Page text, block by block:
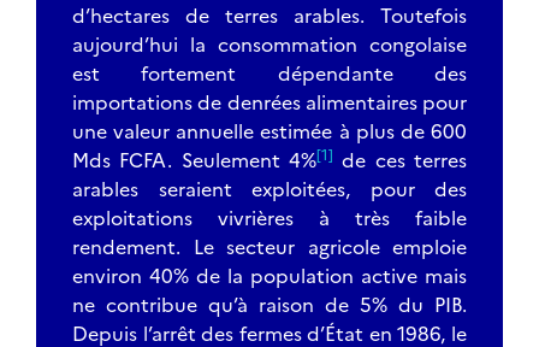
d’hectares de terres arables. Toutefois
aujourd’hui la consommation congolaise
est fortement dépendante des
importations de denrées alimentaires pour
une valeur annuelle estimée à plus de 600
Mds FCFA. Seulement 4%[1] de ces terres
arables seraient exploitées, pour des
exploitations vivrières à très faible
rendement. Le secteur agricole emploie
environ 40% de la population active mais
ne contribue qu’à raison de 5% du PIB.
Depuis l’arrêt des fermes d’État en 1986, le